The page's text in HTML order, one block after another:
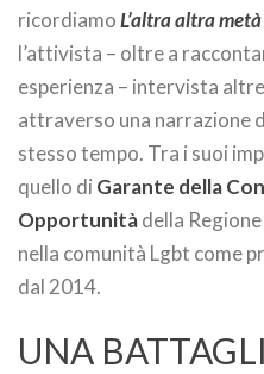
ricordiamoL’altra altra
l’attivista – oltre a
esperienza – intervista
attraverso una narrazione
stesso tempo. Tra i suoi
quello di Garante della
Opportunitàdella
nella comunità Lgbt come
dal 2014.
UNA